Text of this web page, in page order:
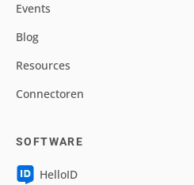
Events
Blog
Resources
Connectoren
SOFTWARE
HelloID